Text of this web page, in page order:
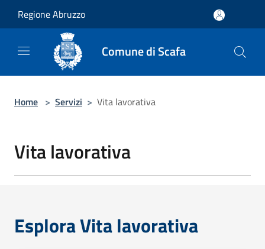
Regione Abruzzo
Comune di Scafa
Home > Servizi > Vita lavorativa
Vita lavorativa
Esplora Vita lavorativa